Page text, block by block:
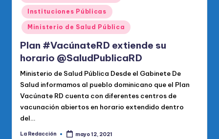
en
Instituciones Públicas
Ministerio de Salud Pública
Plan #VacúnateRD extiende su
horario @SaludPublicaRD
Ministerio de Salud Pública Desde el Gabinete De
Salud informamos al pueblo dominicano que el Plan
Vacúnate RD cuenta con diferentes centros de
vacunación abiertos en horario extendido dentro
del…
Publicado
La Redacción mayo 12, 2021